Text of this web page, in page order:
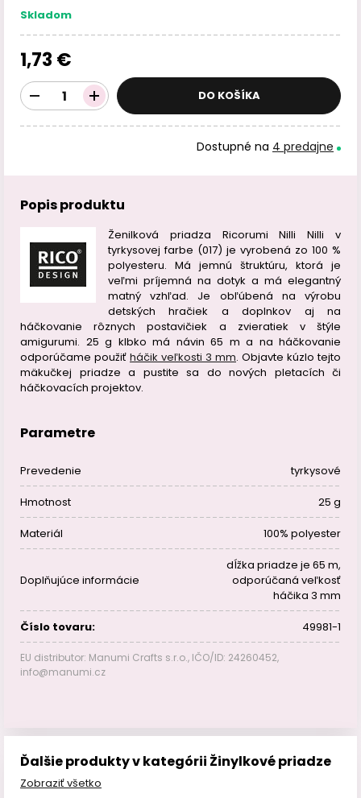
Skladom
1,73 €
DO KOŠÍKA
Dostupné na 4 predajne
Popis produktu
Ženilková priadza Ricorumi Nilli Nilli v
tyrkysovej farbe (017) je vyrobená zo 100 %
polyesteru. Má jemnú štruktúru, ktorá je
veľmi príjemná na dotyk a má elegantný
matný vzhľad. Je obľúbená na výrobu
detských hračiek a doplnkov aj na
háčkovanie rôznych postavičiek a zvieratiek v štýle
amigurumi. 25 g klbko má návin 65 m a na háčkovanie
odporúčame použiť háčik veľkosti 3 mm. Objavte kúzlo tejto
mäkučkej priadze a pustite sa do nových pletacích či
háčkovacích projektov.
Parametre
Prevedenie tyrkysové
Hmotnost 25 g
Materiál 100% polyester
Doplňujúce informácie
dĺžka priadze je 65 m,
odporúčaná veľkosť
háčika 3 mm
Číslo tovaru: 49981-1
EU distributor: Manumi Crafts s.r.o., IČO/ID: 24260452,
info@manumi.cz
Ďalšie produkty v kategórii Žinylkové priadze
Zobraziť všetko